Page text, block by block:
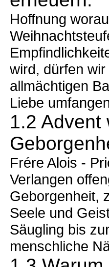
Hoffnung
wird, dürfen
allmächtigen
Liebe
1.2
Frére Alois -
Verlangen
Geborgenheit,
Seele und
Säugling bis
menschliche